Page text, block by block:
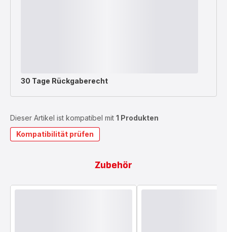
30 Tage Rückgaberecht
Dieser Artikel ist kompatibel mit 1 Produkten
Kompatibilität prüfen
Zubehör